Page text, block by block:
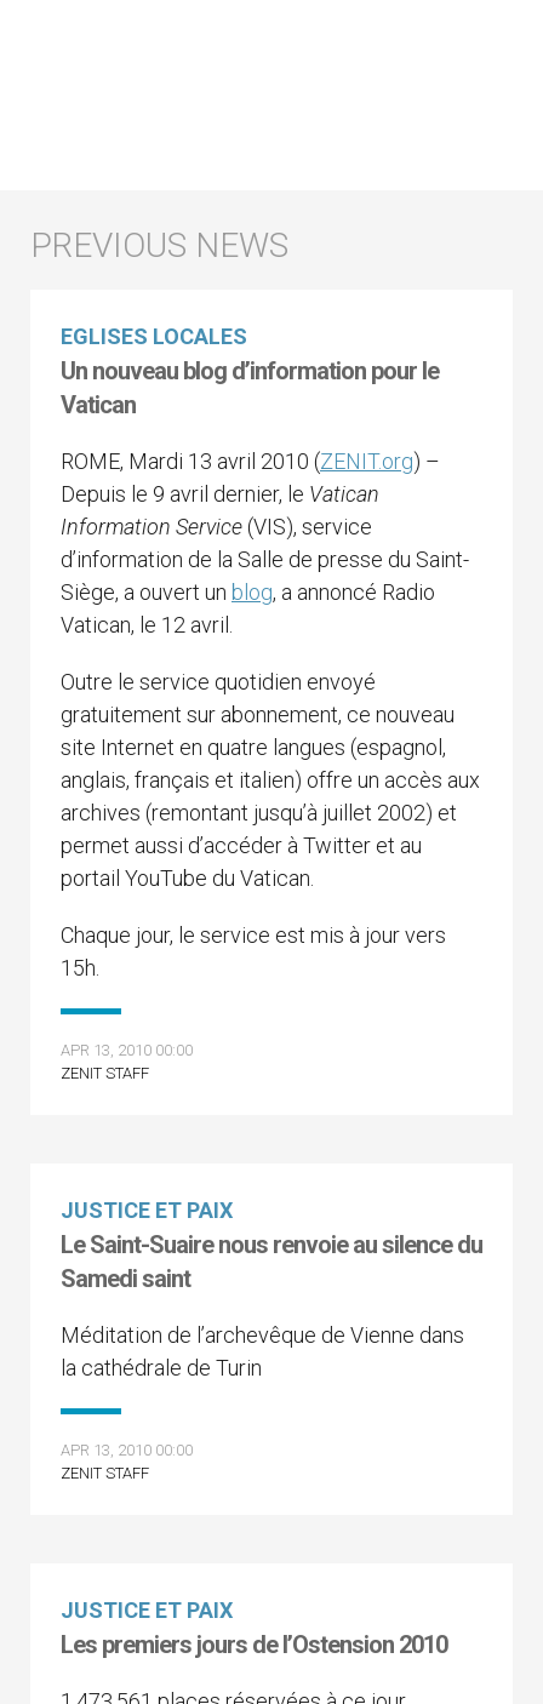
EGLISES LOCALES
Un nouveau blog d’information pour le
Vatican
ROME, Mardi 13 avril 2010 (ZENIT.org) –
Depuis le 9 avril dernier, le Vatican
Information Service (VIS), service
d’information de la Salle de presse du Saint-
Siège, a ouvert un blog, a annoncé Radio
Vatican, le 12 avril.
Outre le service quotidien envoyé
gratuitement sur abonnement, ce nouveau
site Internet en quatre langues (espagnol,
anglais, français et italien) offre un accès aux
archives (remontant jusqu’à juillet 2002) et
permet aussi d’accéder à Twitter et au
portail YouTube du Vatican.
Chaque jour, le service est mis à jour vers
15h.
APR 13, 2010 00:00
ZENIT STAFF
JUSTICE ET PAIX
Le Saint-Suaire nous renvoie au silence du
Samedi saint
Méditation de l’archevêque de Vienne dans
la cathédrale de Turin
APR 13, 2010 00:00
ZENIT STAFF
JUSTICE ET PAIX
Les premiers jours de l’Ostension 2010